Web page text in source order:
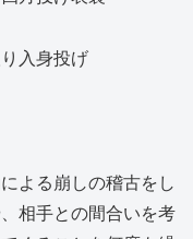
入身投げ
よる崩しの稽古をし
相手との間合いを考